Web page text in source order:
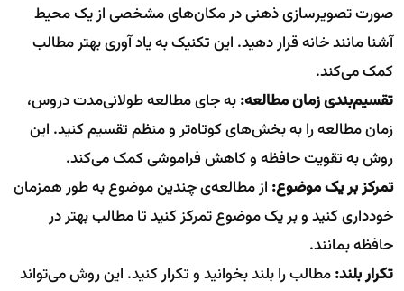
صورت تصویرسازی ذهنی در مکان‌های مشخصی از یک محیط
آشنا مانند خانه قرار دهید. این تکنیک به یاد آوری بهتر مطالب
کمک می‌کند.
تقسیم‌بندی زمان مطالعه:به جای مطالعه طولانی‌مدت دروس،
زمان مطالعه را به بخش‌های کوتاه‌تر و منظم تقسیم کنید. این
روش به تقویت حافظه و کاهش فراموشی کمک می‌کند.
تمرکز بر یک موضوع: از مطالعه‌ی چندین موضوع به طور همزمان
خودداری کنید و بر یک موضوع تمرکز کنید تا مطالب بهتر در
حافظه بمانند.
تکرار بلند:مطالب را بلند بخوانید و تکرار کنید. این روش می‌تواند